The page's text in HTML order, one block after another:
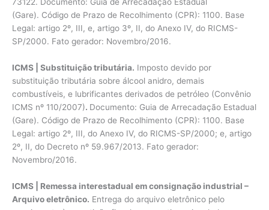
73122. Documento: Guia de Arrecadação Estadual
(Gare). Código de Prazo de Recolhimento (CPR): 1100. Base
Legal: artigo 2º, III, e, artigo 3º, II, do Anexo IV, do RICMS-
SP/2000. Fato gerador: Novembro/2016.
ICMS | Substituição tributária. Imposto devido por
substituição tributária sobre álcool anidro, demais
combustíveis, e lubrificantes derivados de petróleo (Convênio
ICMS nº 110/2007). Documento: Guia de Arrecadação Estadual
(Gare). Código de Prazo de Recolhimento (CPR): 1100. Base
Legal: artigo 2º, III, do Anexo IV, do RICMS-SP/2000; e, artigo
2º, II, do Decreto nº 59.967/2013. Fato gerador:
Novembro/2016.
ICMS | Remessa interestadual em consignação industrial –
Arquivo eletrônico. Entrega do arquivo eletrônico pelo